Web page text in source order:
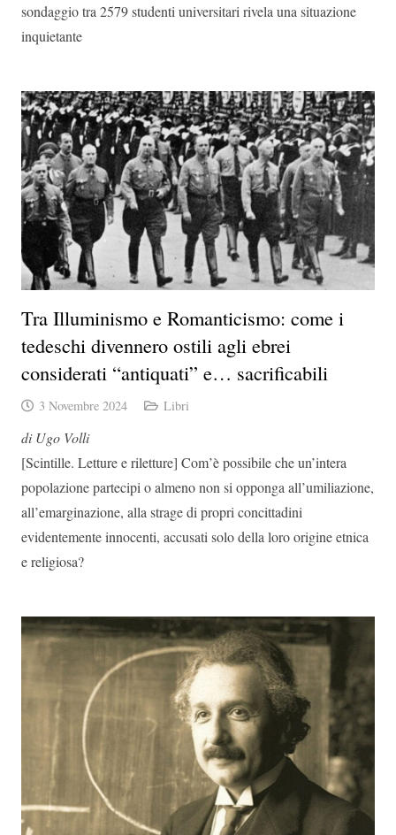
sondaggio tra 2579 studenti universitari rivela una situazione
inquietante
Tra Illuminismo e Romanticismo: come i
tedeschi divennero ostili agli ebrei
considerati “antiquati” e… sacrificabili
3 Novembre 2024 Libri
di Ugo Volli
[Scintille. Letture e riletture] Com’è possibile che un’intera
popolazione partecipi o almeno non si opponga all’umiliazione,
all’emarginazione, alla strage di propri concittadini
evidentemente innocenti, accusati solo della loro origine etnica
e religiosa?